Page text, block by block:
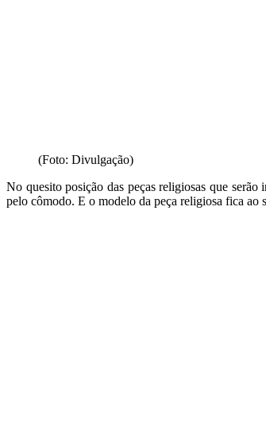
(Foto: Divulgação)
No quesito posição das peças religiosas que
pelo cômodo. E o modelo da peça religiosa fica ao